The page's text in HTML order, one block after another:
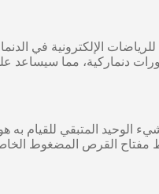
دنماركية، مما سيساعد
الوحيد المتبقي للقيام